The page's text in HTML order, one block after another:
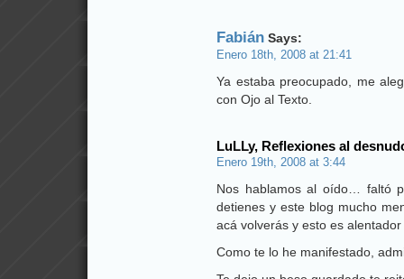
Fabián Says:
Enero 18th, 2008 at 21:41
Ya estaba preocupado, me
con Ojo al Texto.
LuLLy, Reflexiones al
Enero 19th, 2008 at 3:44
Nos hablamos al oído… faltó
detienes y este blog mucho
acá volverás y esto es
Como te lo he manifestado,